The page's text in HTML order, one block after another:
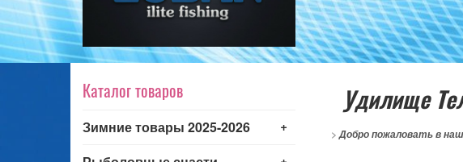
Каталог товаров
+
Зимние товары 2025-2026
Удилище
>Добро пожаловать в